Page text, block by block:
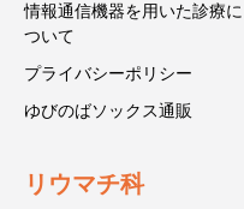
情報通信機器を用いた診療に
ついて
プライバシーポリシー
ゆびのばソックス通販
リウマチ科